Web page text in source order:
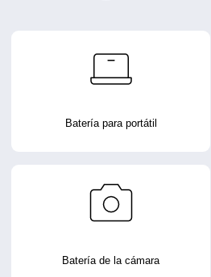
Batería para portátil
Batería de la cámara